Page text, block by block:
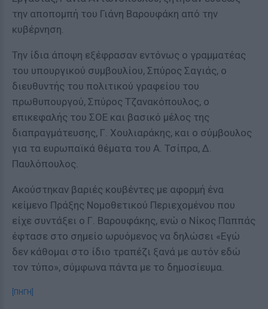
την αποπομπή του Γιάνη Βαρουφάκη από την
κυβέρνηση.
Την ίδια άποψη εξέφρασαν εντόνως ο γραμματέας
του υπουργικού συμβουλίου, Σπύρος Σαγιάς, ο
διευθυντής του πολιτικού γραφείου του
πρωθυπουργού, Σπύρος Τζανακόπουλος, ο
επικεφαλής του ΣΟΕ και βασικό μέλος της
διαπραγμάτευσης, Γ. Χουλιαράκης, και ο σύμβουλος
για τα ευρωπαϊκά θέματα του Α. Τσίπρα, Δ.
Παυλόπουλος.
Ακούστηκαν βαριές κουβέντες με αφορμή ένα
κείμενο Πράξης Νομοθετικού Περιεχομένου που
είχε συντάξει ο Γ. Βαρουφάκης, ενώ ο Νίκος Παππάς
έφτασε στο σημείο ωρυόμενος να δηλώσει «Εγώ
δεν κάθομαι στο ίδιο τραπέζι ξανά με αυτόν εδώ
τον τύπο», σύμφωνα πάντα με το δημοσίευμα.
[ΠΗΓΗ]